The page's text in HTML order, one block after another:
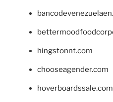
hingstonnt.com
chooseagender.com
hoverboardssale.com